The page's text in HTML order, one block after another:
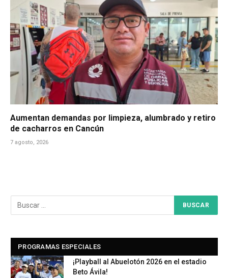
Aumentan demandas por limpieza, alumbrado y retiro
de cacharros en Cancún
7 agosto, 2026
PROGRAMAS ESPECIALES
¡Playball al Abuelotón 2026 en el estadio
Beto Ávila!